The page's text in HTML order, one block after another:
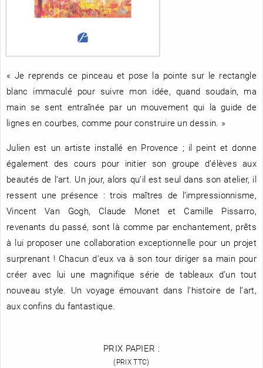
RENCONTRE AVEC…
REVUE DE PRESSE
« Je reprends ce pinceau et pose la pointe sur le rectangle
blanc immaculé pour suivre mon idée, quand soudain, ma
main se sent entraînée par un mouvement qui la guide de
lignes en courbes, comme pour construire un dessin. »
Julien est un artiste installé en Provence ; il peint et donne
également des cours pour initier son groupe d’élèves aux
beautés de l’art. Un jour, alors qu’il est seul dans son atelier, il
ressent une présence : trois maîtres de l’impressionnisme,
Vincent Van Gogh, Claude Monet et Camille Pissarro,
revenants du passé, sont là comme par enchantement, prêts
à lui proposer une collaboration exceptionnelle pour un projet
surprenant ! Chacun d’eux va à son tour diriger sa main pour
créer avec lui une magnifique série de tableaux d’un tout
nouveau style. Un voyage émouvant dans l’histoire de l’art,
aux confins du fantastique.
PRIX PAPIER :
(PRIX TTC)